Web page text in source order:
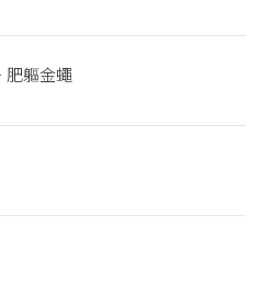
肥軀金蠅